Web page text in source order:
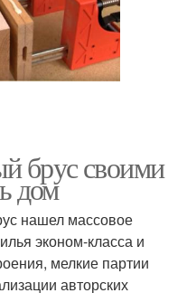
брус своими
дом
нашел массовое
эконом-класса и
мелкие партии
авторских